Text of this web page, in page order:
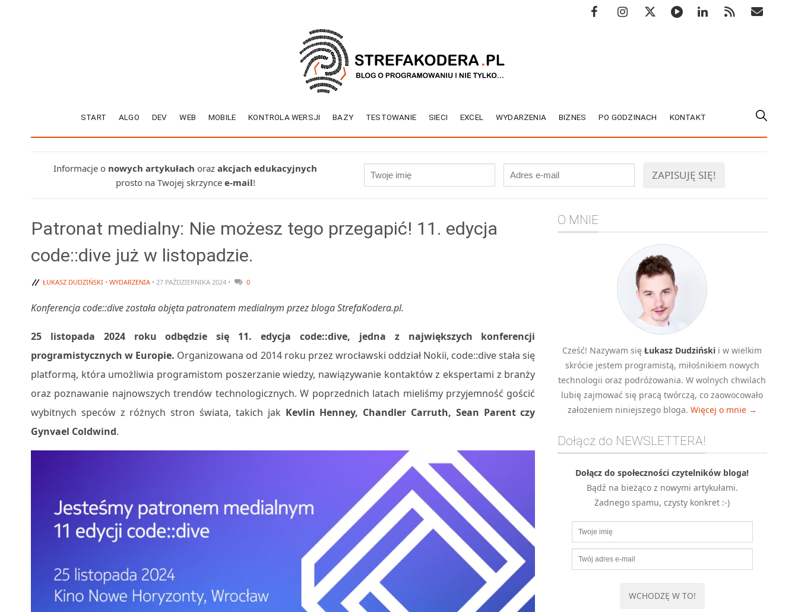
START ALGO DEV WEB MOBILE KONTROLA WERSJI BAZY TESTOWANIE SIECI EXCEL WYDARZENIA BIZNES PO GODZINACH KONTAKT
Informacje o nowych artykułach oraz akcjach edukacyjnych
prosto na Twojej skrzynce e-mail!
Patronat medialny: Nie możesz tego przegapić! 11. edycja
code::dive już w listopadzie.
ŁUKASZ DUDZIŃSKI • WYDARZENIA • 27 PAŹDZIERNIKA 2024 • 0
Konferencja code::dive została objęta patronatem medialnym przez bloga StrefaKodera.pl.
25 listopada 2024 roku odbędzie się 11. edycja code::dive, jedna z największych konferencji
programistycznych w Europie. Organizowana od 2014 roku przez wrocławski oddział Nokii, code::dive stała się
platformą, która umożliwia programistom poszerzanie wiedzy, nawiązywanie kontaktów z ekspertami z branży
oraz poznawanie najnowszych trendów technologicznych. W poprzednich latach mieliśmy przyjemność gościć
wybitnych speców z różnych stron świata, takich jak Kevlin Henney, Chandler Carruth, Sean Parent czy
Gynvael Coldwind.
O MNIE
Cześć! Nazywam sięŁukasz Dudziński i w wielkim
skrócie jestem programistą, miłośnikiem nowych
technologii oraz podróżowania. W wolnych chwilach
lubię zajmować się pracą twórczą, co zaowocowało
założeniem niniejszego bloga. Więcej o mnie →
Dołącz do NEWSLETTERA!
Dołącz do społeczności czytelników bloga!
Bądź na bieżąco z nowymi artykułami.
Żadnego spamu, czysty konkret :-)